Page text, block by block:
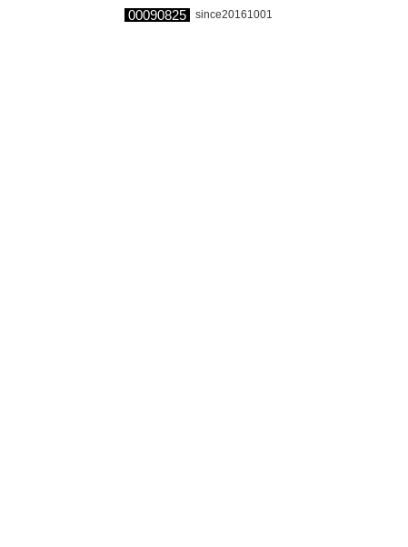
00090825 since20161001